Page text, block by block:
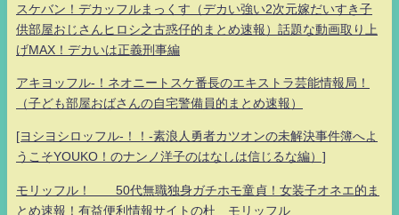
スケバン！デカッフルまっくす（デカい強い2次元嫁だいすき子
供部屋おじさんヒロシ之古惑仔的まとめ速報）話題な動画取り上
げMAX！デカいは正義刑事編
アキヨッフル-！ネオニートスケ番長のエキストラ芸能情報局！
（子ども部屋おばさんの自宅警備員的まとめ速報）
[ヨシヨシロッフル-！！-素浪人勇者カツオンの未解決事件簿へよ
うこそYOUKO！のナンノ洋子のはなしは信じるな編）]
モリッフル！ 50代無職独身ガチホモ童貞！女装子オネエ的ま
とめ速報！有益便利情報サイトの杜 モリッフル